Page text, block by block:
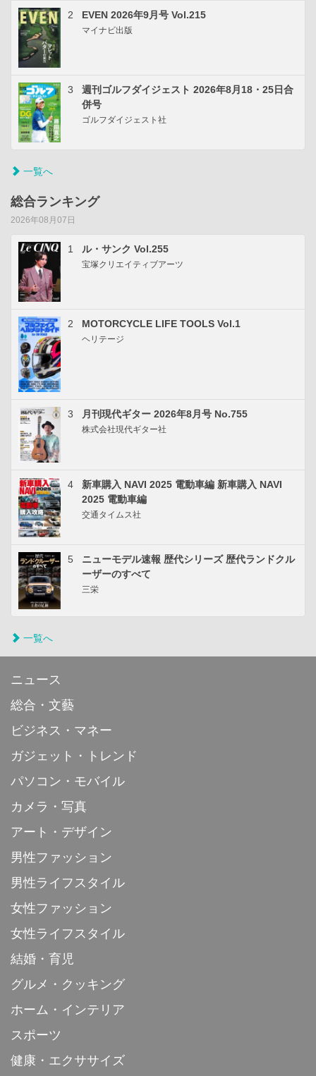
2 EVEN 2026年9月号 Vol.215
マイナビ出版
3
週刊ゴルフダイジェスト 2026年8月18・25日合
併号
ゴルフダイジェスト社
一覧へ
総合ランキング
2026年08月07日
1 ル・サンク Vol.255
宝塚クリエイティブアーツ
2 MOTORCYCLE LIFE TOOLS Vol.1
ヘリテージ
3 月刊現代ギター 2026年8月号 No.755
株式会社現代ギター社
4
新車購入 NAVI 2025 電動車編 新車購入 NAVI
2025 電動車編
交通タイムス社
5
ニューモデル速報 歴代シリーズ 歴代ランドクル
ーザーのすべて
三栄
一覧へ
ニュース
総合・文藝
ビジネス・マネー
ガジェット・トレンド
パソコン・モバイル
カメラ・写真
アート・デザイン
男性ファッション
男性ライフスタイル
女性ファッション
女性ライフスタイル
結婚・育児
グルメ・クッキング
ホーム・インテリア
スポーツ
健康・エクササイズ